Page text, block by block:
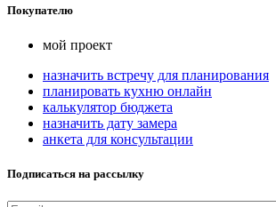
Покупателю
мой проект
назначить встречу для планирования
планировать кухню онлайн
калькулятор бюджета
назначить дату замера
анкета для консультации
Подписаться на рассылку